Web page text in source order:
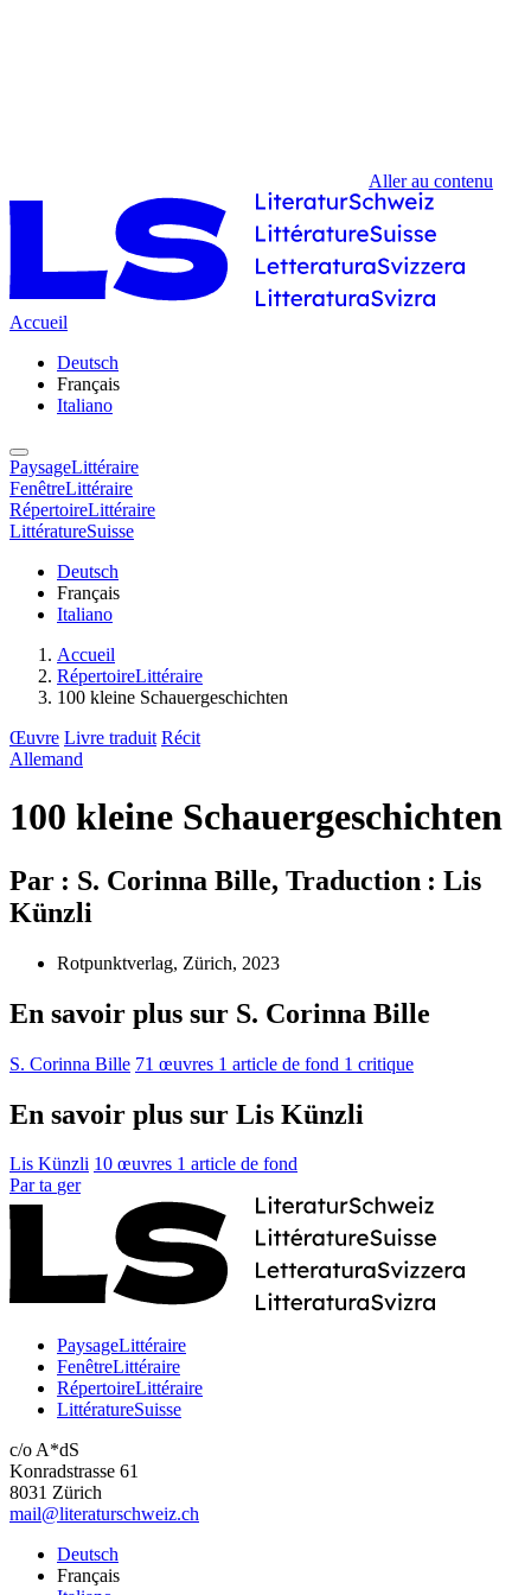
Aller au contenu
Accueil
Deutsch
Français
Italiano
PaysageLittéraire
FenêtreLittéraire
RépertoireLittéraire
LittératureSuisse
Deutsch
Français
Italiano
Accueil
RépertoireLittéraire
100 kleine Schauergeschichten
Œuvre Livre traduit Récit
Allemand
100 kleine Schauergeschichten
Par : S. Corinna Bille, Traduction : Lis
Künzli
Rotpunktverlag, Zürich, 2023
En savoir plus sur S. Corinna Bille
S. Corinna Bille 71 œuvres 1 article de fond 1 critique
En savoir plus sur Lis Künzli
Lis Künzli 10 œuvres 1 article de fond
Par ta ger
PaysageLittéraire
FenêtreLittéraire
RépertoireLittéraire
LittératureSuisse
c/o A*dS
Konradstrasse 61
8031 Zürich
mail@literaturschweiz.ch
Deutsch
Français